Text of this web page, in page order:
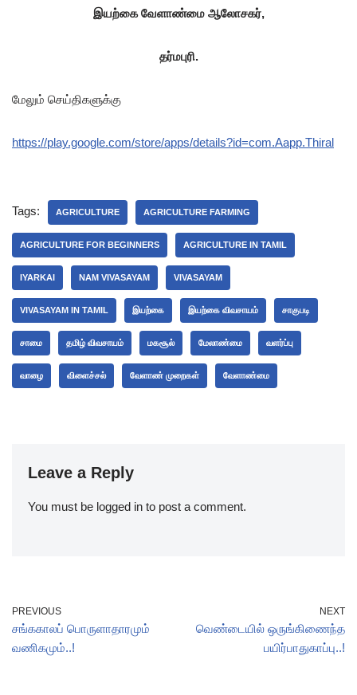
இயற்கை வேளாண்மை ஆலோசகர்,
தர்மபுரி.
மேலும் செய்திகளுக்கு
https://play.google.com/store/apps/details?id=com.Aapp.Thiral
Tags: AGRICULTURE AGRICULTURE FARMING
AGRICULTURE FOR BEGINNERS AGRICULTURE IN TAMIL
IYARKAI NAM VIVASAYAM VIVASAYAM
VIVASAYAM IN TAMIL இயற்கை இயற்கை விவசாயம் சாகுபடி
சாமை தமிழ் விவசாயம் மகசூல் மேலாண்மை வளர்ப்பு
வாழை விளைச்சல் வேளாண் முறைகள் வேளாண்மை
Leave a Reply
You must be logged in to post a comment.
PREVIOUS
சங்ககாலப் பொருளாதாரமும்
வணிகமும்..!
NEXT
வெண்டையில் ஒருங்கிணைந்த
பயிர்பாதுகாப்பு..!